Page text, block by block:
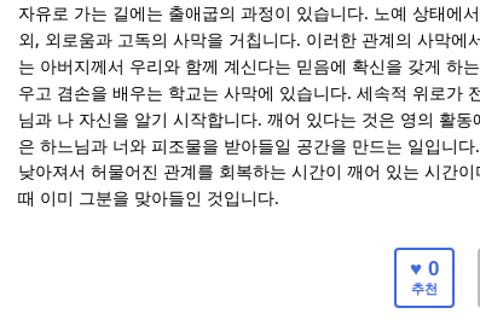
자유로 가는 길에는 출애굽의 과정이 있습니다. 노예 상태에
외 , 외로움과 고독의 사막을 거칩니다. 이러한 관계의 사막에
는 아버지께서 우리와 함께 계신다는 믿음에 확신을 갖게 하
우고 겸손을 배우는 학교는 사막에 있습니다. 세속적 위로가
님과 나 자신을 알기 시작합니다. 깨어 있다는 것은 영의 활
은 하느님과 너와 피조물을 받아들일 공간을 만드는 일입니다.
낮아져서 허물어진 관계를 회복하는 시간이 깨어 있는 시간
때 이미 그분을 맞아들인 것입니다.
♥ 0
추천